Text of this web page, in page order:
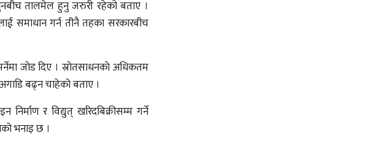
तालमेल हुनु जरुरी रहेको बताए ।
समाधान गर्न तीनै तहका सरकारबीच
जोड दिए । स्रोतसाधनकाे अधिकतम
बढ्न चाहेको बताए ।
निर्माण र विद्युत् खरिदबिक्रीसम्म गर्ने
भनाइ छ ।